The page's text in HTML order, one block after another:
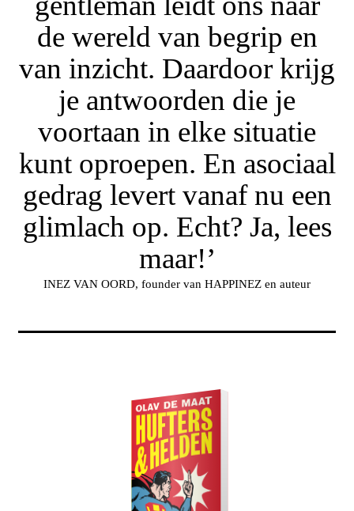
de wereld van begrip en
van inzicht. Daardoor krijg
je antwoorden die je
voortaan in elke situatie
kunt oproepen. En asociaal
gedrag levert vanaf nu een
glimlach op. Echt? Ja, lees
maar!’
INEZ VAN OORD, founder van HAPPINEZ en auteur